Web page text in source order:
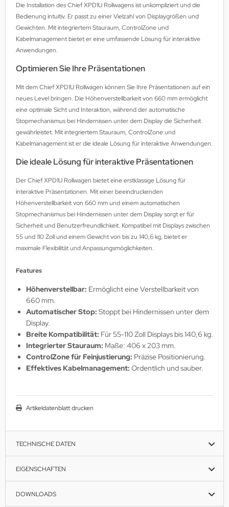
Die Installation des Chief XPD1U Rollwagens ist unkompliziert und die
Bedienung intuitiv. Er passt zu einer Vielzahl von Displaygrößen und
Gewichten. Mit integriertem Stauraum, ControlZone und
Kabelmanagement bietet er eine umfassende Lösung für interaktive
Anwendungen.
Optimieren Sie Ihre Präsentationen
Mit dem Chief XPD1U Rollwagen können Sie Ihre Präsentationen auf ein
neues Level bringen. Die Höhenverstellbarkeit von 660 mm ermöglicht
eine optimale Sicht und Interaktion, während der automatische
Stopmechanismus bei Hindernissen unter dem Display die Sicherheit
gewährleistet. Mit integriertem Stauraum, ControlZone und
Kabelmanagement ist er die ideale Lösung für interaktive Anwendungen.
Die ideale Lösung für interaktive Präsentationen
Der Chief XPD1U Rollwagen bietet eine erstklassige Lösung für
interaktive Präsentationen. Mit einer beeindruckenden
Höhenverstellbarkeit von 660 mm und einem automatischen
Stopmechanismus bei Hindernissen unter dem Display sorgt er für
Sicherheit und Benutzerfreundlichkeit. Kompatibel mit Displays zwischen
55 und 110 Zoll und einem Gewicht von bis zu 140,6 kg, bietet er
maximale Flexibilität und Anpassungsmöglichkeiten.
Features
Höhenverstellbar: Ermöglicht eine Verstellbarkeit von
660 mm.
Automatischer Stop: Stoppt bei Hindernissen unter dem
Display.
Breite Kompatibilität: Für 55-110 Zoll Displays bis 140,6 kg.
Integrierter Stauraum: Maße: 406 x 203 mm.
ControlZone für Feinjustierung: Präzise Positionierung.
Effektives Kabelmanagement: Ordentlich und sauber.
Artikeldatenblatt drucken
TECHNISCHE DATEN
EIGENSCHAFTEN
DOWNLOADS